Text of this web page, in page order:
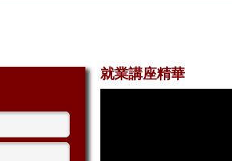
就業講座精華